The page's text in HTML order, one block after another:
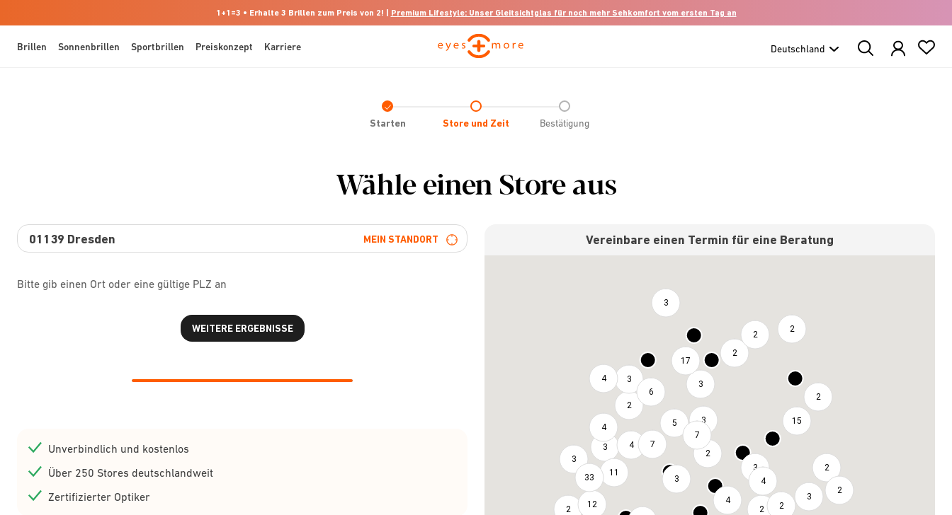
1+1=3 • Erhalte 3 Brillen zum Preis von 2! | Premium Lifestyle: Unser Gleitsichtglas für noch mehr Sehkomfort vom ersten Tag an
Brillen Sonnenbrillen Sportbrillen Preiskonzept Karriere
Search
Products
Check
icon
Starten Store und Zeit Bestätigung
Wähle einen Store aus
MEIN STANDORT
Bitte gib einen Ort oder eine gültige PLZ an
WEITERE ERGEBNISSE
Unverbindlich und kostenlos
Über 250 Stores deutschlandweit
Zertifizierter Optiker
Vereinbare einen Termin für eine Beratung
7
3
2
3
4
2
4
15
2
3
2 2
2
2
2
3
2
3
4
3
3
3
33
2
2
6
12
4
11
7
5
4
3
17